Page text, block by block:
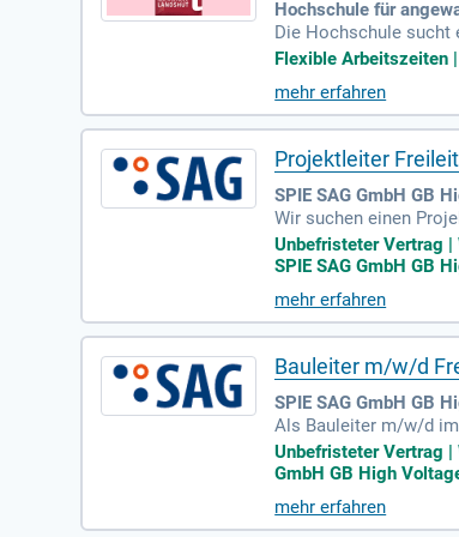
Hochschule für
Die Hochschule sucht
Position bietet sowohl
en in Behavioral
Bewerber sollten ein
sowie die Mitarbeit in
Flexible Arbeitszeiten
mehr erfahren
Projektleiter
SPIE SAG GmbH GB
Wir suchen einen
ründungsarbeiten,
eitgerecht,
mit unseren
Q-Vorgaben.
tbar!
Unbefristeter Vertrag
SPIE SAG GmbH GB
mehr erfahren
Bauleiter m/w/d
SPIE SAG GmbH GB
Als Bauleiter m/w/d
n. Deine
nungsbereich (110
setzen. Werde Teil
Unbefristeter Vertrag |
GmbH GB High
mehr erfahren